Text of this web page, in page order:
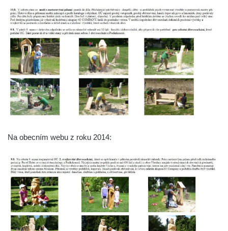
Socha Přátelství v ZOO Hluboká
Socha Matka příroda v ZOO Hluboká
Socha Lišky v ZOO Hluboká
Socha Kudlanka v ZOO Hluboká
Socha Vlčice s mládětem v ZOO Hluboká
Socha Rys číhající na srnu v ZOO Hluboká
Socha Orlice v ZOO Hluboká
Socha Želva v ZOO Hluboká
Socha Kozorožec horský v ZOO Hluboká
Socha Včela v ZOO Hluboká
Socha Housenka v ZOO Hluboká
Socha Nosorožík v ZOO Hluboká
Socha Rosomák v ZOO Hluboká
Na obecním webu z roku 2014: